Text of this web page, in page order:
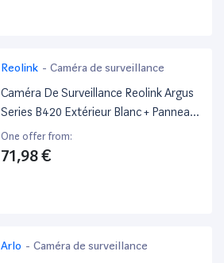
Reolink - Caméra de surveillance
Caméra De Surveillance Reolink Argus
Series B420 Extérieur Blanc + Panneau
Solaire 3W
One offer from:
71,98 €
Arlo - Caméra de surveillance